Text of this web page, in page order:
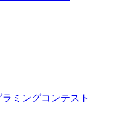
ミングコンテスト